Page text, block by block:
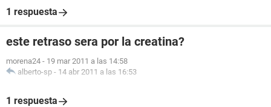
1 respuesta
este retraso sera por la creatina?
morena24 - 19 mar 2011 a las 14:58
alberto-sp - 14 abr 2011 a las 16:53
1 respuesta